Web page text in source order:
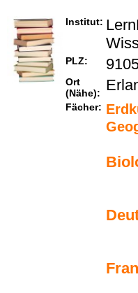
Institut:
PLZ:
Ort
(Nähe):
Fächer: